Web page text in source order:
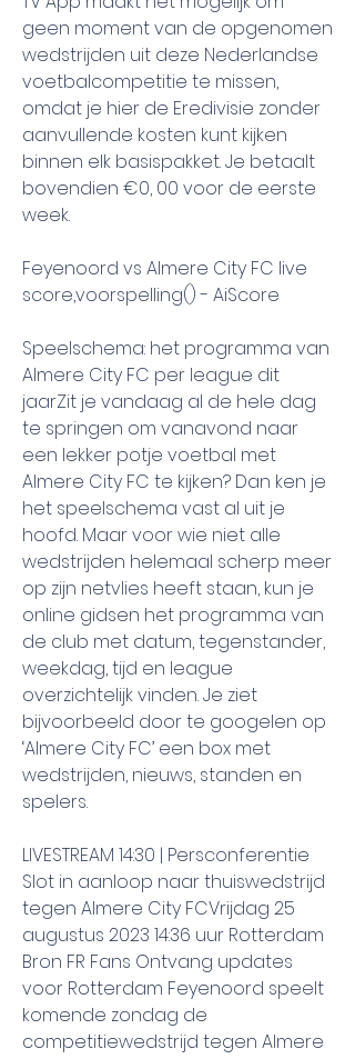
geen moment van de opgenomen
wedstrijden uit deze Nederlandse
voetbalcompetitie te missen,
omdat je hier de Eredivisie zonder
aanvullende kosten kunt kijken
binnen elk basispakket. Je betaalt
bovendien €0, 00 voor de eerste
week.
Feyenoord vs Almere City FC live
score,voorspelling() - AiScore
Speelschema: het programma van
Almere City FC per league dit
jaarZit je vandaag al de hele dag
te springen om vanavond naar
een lekker potje voetbal met
Almere City FC te kijken? Dan ken je
het speelschema vast al uit je
hoofd. Maar voor wie niet alle
wedstrijden helemaal scherp meer
op zijn netvlies heeft staan, kun je
online gidsen het programma van
de club met datum, tegenstander,
weekdag, tijd en league
overzichtelijk vinden. Je ziet
bijvoorbeeld door te googelen op
‘Almere City FC’ een box met
wedstrijden, nieuws, standen en
spelers.
LIVESTREAM 14:30 | Persconferentie
Slot in aanloop naar thuiswedstrijd
tegen Almere City FCVrijdag 25
augustus 2023 14:36 uur Rotterdam
Bron FR Fans Ontvang updates
voor Rotterdam Feyenoord speelt
komende zondag de
competitiewedstrijd tegen Almere